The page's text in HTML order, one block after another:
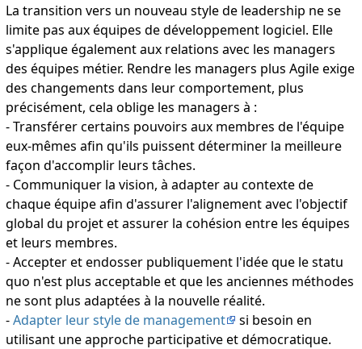
La transition vers un nouveau style de leadership ne se
limite pas aux équipes de développement logiciel. Elle
s'applique également aux relations avec les managers
des équipes métier. Rendre les managers plus Agile exige
des changements dans leur comportement, plus
précisément, cela oblige les managers à :
- Transférer certains pouvoirs aux membres de l'équipe
eux-mêmes afin qu'ils puissent déterminer la meilleure
façon d'accomplir leurs tâches.
- Communiquer la vision, à adapter au contexte de
chaque équipe afin d'assurer l'alignement avec l'objectif
global du projet et assurer la cohésion entre les équipes
et leurs membres.
- Accepter et endosser publiquement l'idée que le statu
quo n'est plus acceptable et que les anciennes méthodes
ne sont plus adaptées à la nouvelle réalité.
-Adapter leur style de management
si besoin en
utilisant une approche participative et démocratique.